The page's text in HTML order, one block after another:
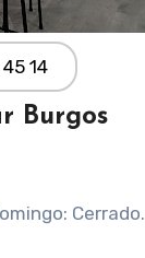
14
Burgos
Cerrado.